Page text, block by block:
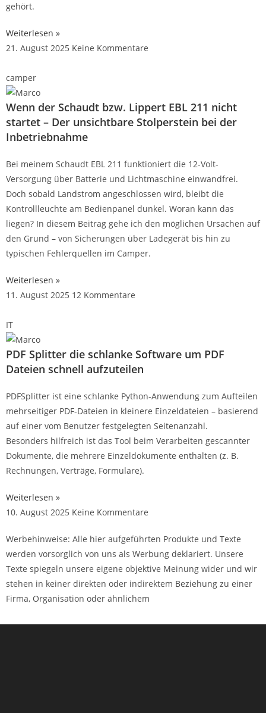
gehört.
Weiterlesen »
21. August 2025 Keine Kommentare
camper
Wenn der Schaudt bzw. Lippert EBL 211 nicht
startet – Der unsichtbare Stolperstein bei der
Inbetriebnahme
Bei meinem Schaudt EBL 211 funktioniert die 12-Volt-
Versorgung über Batterie und Lichtmaschine einwandfrei.
Doch sobald Landstrom angeschlossen wird, bleibt die
Kontrollleuchte am Bedienpanel dunkel. Woran kann das
liegen? In diesem Beitrag gehe ich den möglichen Ursachen auf
den Grund – von Sicherungen über Ladegerät bis hin zu
typischen Fehlerquellen im Camper.
Weiterlesen »
11. August 2025 12 Kommentare
IT
PDF Splitter die schlanke Software um PDF
Dateien schnell aufzuteilen
PDFSplitter ist eine schlanke Python-Anwendung zum Aufteilen
mehrseitiger PDF-Dateien in kleinere Einzeldateien – basierend
auf einer vom Benutzer festgelegten Seitenanzahl.
Besonders hilfreich ist das Tool beim Verarbeiten gescannter
Dokumente, die mehrere Einzeldokumente enthalten (z. B.
Rechnungen, Verträge, Formulare).
Weiterlesen »
10. August 2025 Keine Kommentare
Werbehinweise: Alle hier aufgeführten Produkte und Texte
werden vorsorglich von uns als Werbung deklariert. Unsere
Texte spiegeln unsere eigene objektive Meinung wider und wir
stehen in keiner direkten oder indirektem Beziehung zu einer
Firma, Organisation oder ähnlichem